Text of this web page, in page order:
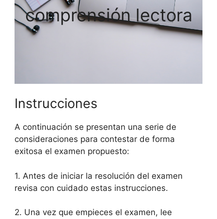
comprensión lectora
Instrucciones
A continuación se presentan una serie de
consideraciones para contestar de forma
exitosa el examen propuesto:
1. Antes de iniciar la resolución del examen
revisa con cuidado estas instrucciones.
2. Una vez que empieces el examen, lee